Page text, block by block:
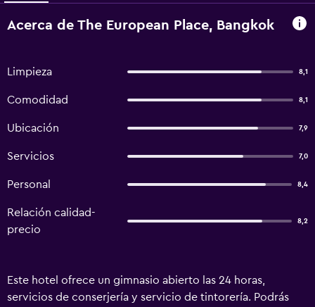
Acerca de The European Place, Bangkok
Limpieza 8,1
Comodidad 8,1
Ubicación 7,9
Servicios 7,0
Personal 8,4
Relación calidad-
precio
8,2
Este hotel ofrece un gimnasio abierto las 24 horas,
servicios de conserjería y servicio de tintorería. Podrás